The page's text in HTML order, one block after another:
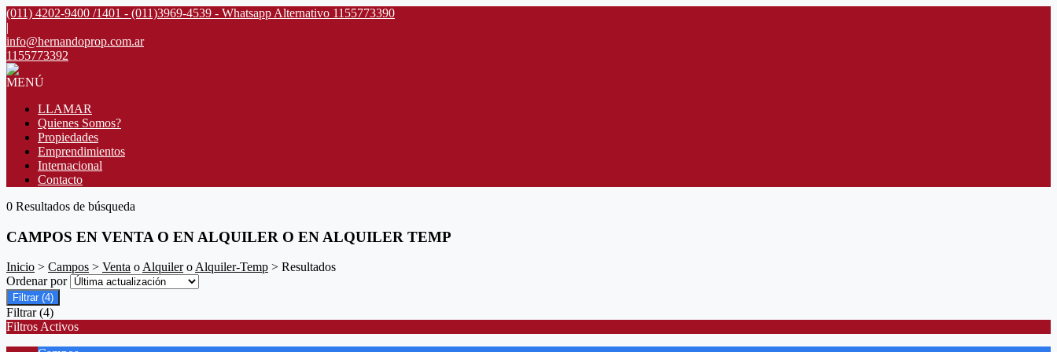
(011) 4202-9400 /1401 - (011)3969-4539 - Whatsapp Alternativo 1155773390
|
info@hernandoprop.com.ar
1155773392
MENÚ
LLAMAR
Quienes Somos?
Propiedades
Emprendimientos
Internacional
Contacto
0 Resultados de búsqueda
CAMPOS EN VENTA O EN ALQUILER O EN ALQUILER TEMP
Inicio > Campos > Venta oAlquileroAlquiler-Temp > Resultados
Ordenar por
Filtrar (4)
Filtrar (4)
Filtros Activos